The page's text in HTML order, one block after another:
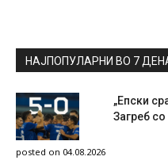
НАЈПОПУЛАРНИ ВО 7
„Епски
Загреб со
posted on 04.08.2026